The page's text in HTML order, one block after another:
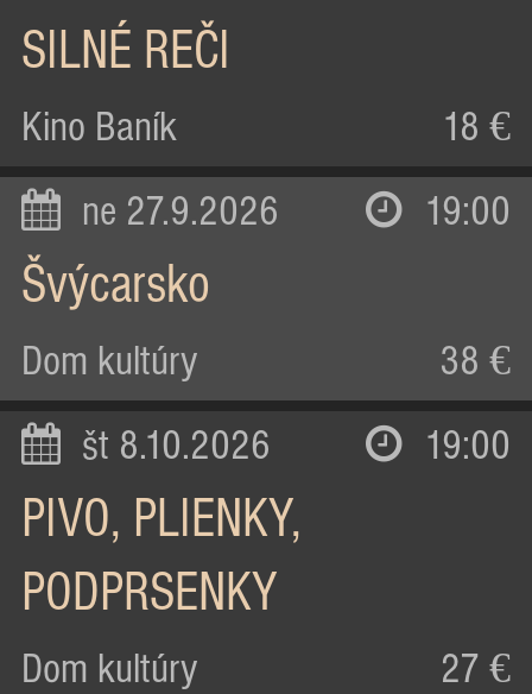
SILNÉ REČI
Kino Baník 18 €
ne 27.9.2026 19:00
Švýcarsko
Dom kultúry 38 €
št 8.10.2026 19:00
PIVO, PLIENKY,
PODPRSENKY
Dom kultúry 27 €